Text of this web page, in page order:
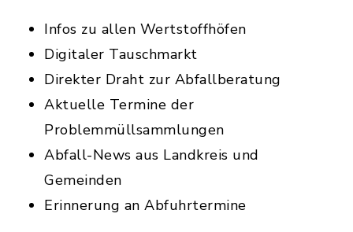
Infos zu allen Wertstoffhöfen
Digitaler Tauschmarkt
Direkter Draht zur Abfallberatung
Aktuelle Termine der
Problemmüllsammlungen
Abfall-News aus Landkreis und
Gemeinden
Erinnerung an Abfuhrtermine